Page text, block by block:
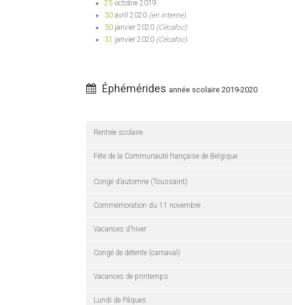
25 octobre 2019.
30 avril 2020 (en interne)
30 janvier 2020 (Cécafoc)
31 janvier 2020 (Cécafoc)
Éphémérides année scolaire 2019-2020
Rentrée scolaire
Fête de la Communauté française de Belgique
Congé d’automne (Toussaint)
Commémoration du 11 novembre
Vacances d’hiver
Congé de détente (carnaval)
Vacances de printemps
Lundi de Pâques